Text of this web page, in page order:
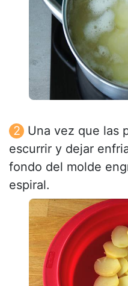
Una vez que las
escurrir y dejar
fondo del molde
espiral.